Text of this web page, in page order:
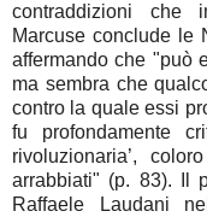
contraddizioni che
Marcuse conclude le
affermando che "può
ma sembra che
contro la quale essi
fu profondamente
rivoluzionaria’,
arrabbiati" (p. 83). Il
Raffaele Laudani